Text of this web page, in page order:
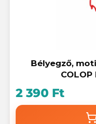
Bélyegző,
2 390 Ft